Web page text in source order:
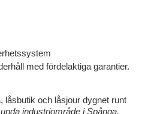
med fördelaktiga garantier.
industriområde i Spånga.